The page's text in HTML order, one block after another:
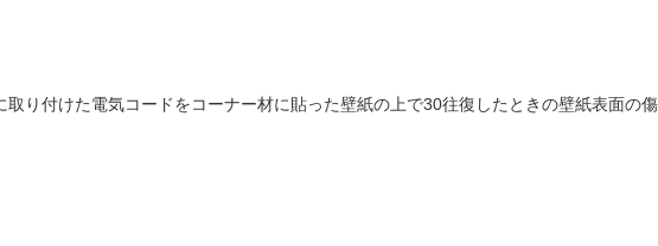
り付けた電気コードをコーナー材に貼った壁紙の上で30往復したときの壁紙表面の傷